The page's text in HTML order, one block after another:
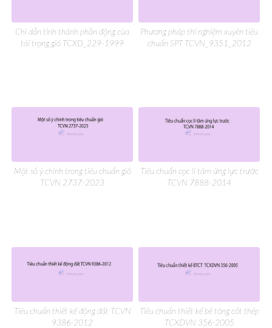
Chỉ dẫn tính thành phần động của
tải trọng gió TCXD_229-1999
Phương pháp thí nghiệm xuyên tiêu
chuẩn SPT TCVN_9351_2012
Một số ý chính trong tiêu chuẩn gió
TCVN 2737-2023
Tiêu chuẩn cọc li tâm ứng lực trước
TCVN 7888-2014
Tiêu chuẩn thiết kế động đất TCVN
9386-2012
Tiêu chuẩn thiết kế bê tông cốt thép
TCXDVN 356-2005